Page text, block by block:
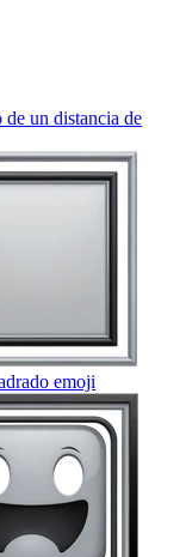
de un distancia de
emoji